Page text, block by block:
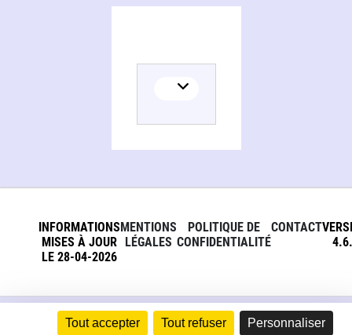
Tout accepter Tout refuser Personnaliser
INFORMATIONS
MISES À JOUR
LE 28-04-2026
MENTIONS
LÉGALES
POLITIQUE DE
CONFIDENTIALITÉ
CONTACT